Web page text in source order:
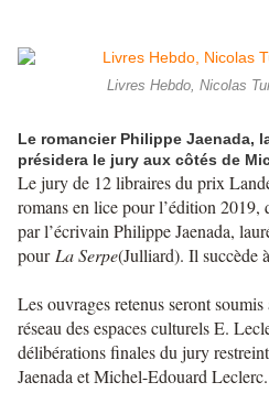
Livres Hebdo, Nicolas
Le romancier Philippe Jaenada,
présidera le jury aux côtés de
Le jury de 12 libraires du prix
romans en lice pour l’édition 2019,
par l’écrivain Philippe Jaenada,
pourLa Serpe(Julliard). Il succède
Les ouvrages retenus seront
réseau des espaces culturels E.
délibérations finales du jury
Jaenada et Michel-Edouard Leclerc.